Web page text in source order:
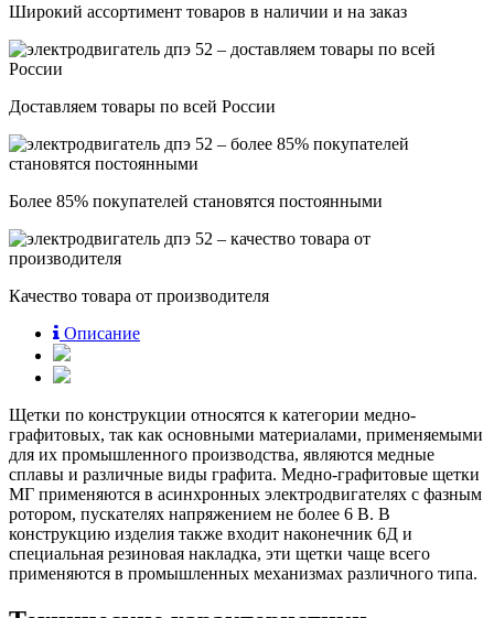
Широкий ассортимент товаров в наличии и на заказ
Доставляем товары по всей России
Более 85% покупателей становятся постоянными
Качество товара от производителя
Описание
Щетки по конструкции относятся к категории медно-
графитовых, так как основными материалами, применяемыми
для их промышленного производства, являются медные
сплавы и различные виды графита. Медно-графитовые щетки
МГ применяются в асинхронных электродвигателях с фазным
ротором, пускателях напряжением не более 6 В. В
конструкцию изделия также входит наконечник 6Д и
специальная резиновая накладка, эти щетки чаще всего
применяются в промышленных механизмах различного типа.